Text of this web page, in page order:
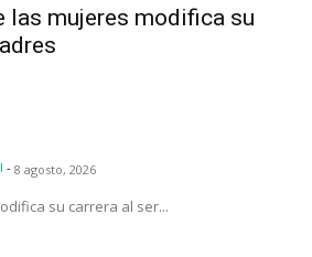
las mujeres modifica su
- 8 agosto, 2026
su carrera al ser...